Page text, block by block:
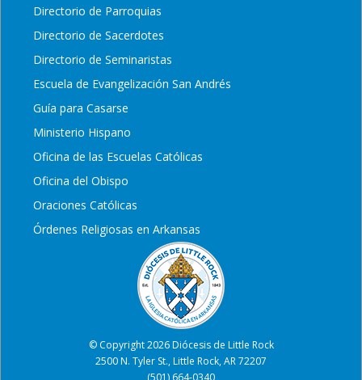
Directorio de Parroquias
Directorio de Sacerdotes
Directorio de Seminaristas
Escuela de Evangelización San Andrés
Guía para Casarse
Ministerio Hispano
Oficina de las Escuelas Católicas
Oficina del Obispo
Oraciones Católicas
Órdenes Religiosas en Arkansas
© Copyright 2026 Diócesis de Little Rock
2500 N. Tyler St., Little Rock, AR 72207
(501) 664-0340